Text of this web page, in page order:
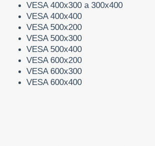
VESA 400x300 a 300x400
VESA 400x400
VESA 500x200
VESA 500x300
VESA 500x400
VESA 600x200
VESA 600x300
VESA 600x400